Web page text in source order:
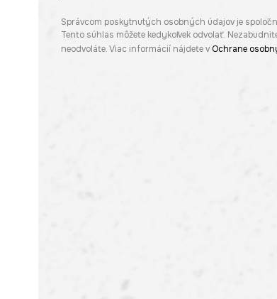
Správcom poskytnutých osobných údajov je
Tento súhlas môžete kedykoľvek odvolať.
neodvoláte. Viac informácií nájdete v Ochrane